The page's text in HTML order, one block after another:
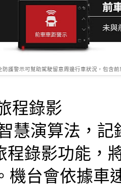
防護警示可幫助駕駛留意周邊行車狀況，包含
程錄影
慧演算法，
程錄影功能，
機台會依據車